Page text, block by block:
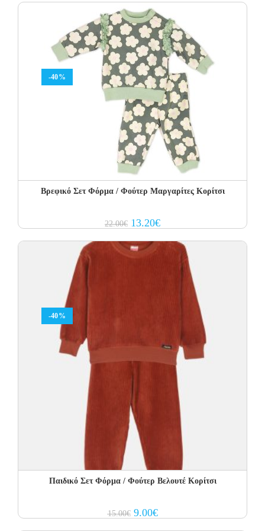
29.00€.
-40%
Βρεφικό Σετ Φόρμα / Φούτερ Μαργαρίτες Κορίτσι
22.00€ Original
price
22.00€.
13.20€Current
price
13.20€.
-40%
Παιδικό Σετ Φόρμα / Φούτερ Βελουτέ Κορίτσι
15.00€ Original
price
9.00€Current
price